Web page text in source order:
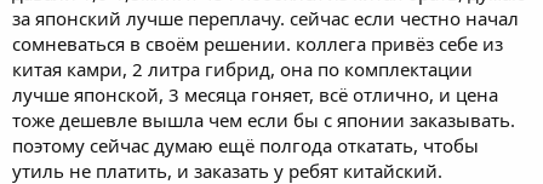
за японский лучше переплачу. сейчас если честно начал
сомневаться в своём решении. коллега привёз себе из
китая камри, 2 литра гибрид, она по комплектации
лучше японской, 3 месяца гоняет, всё отлично, и цена
тоже дешевле вышла чем если бы с японии заказывать.
поэтому сейчас думаю ещё полгода откатать, чтобы
утиль не платить, и заказать у ребят китайский.